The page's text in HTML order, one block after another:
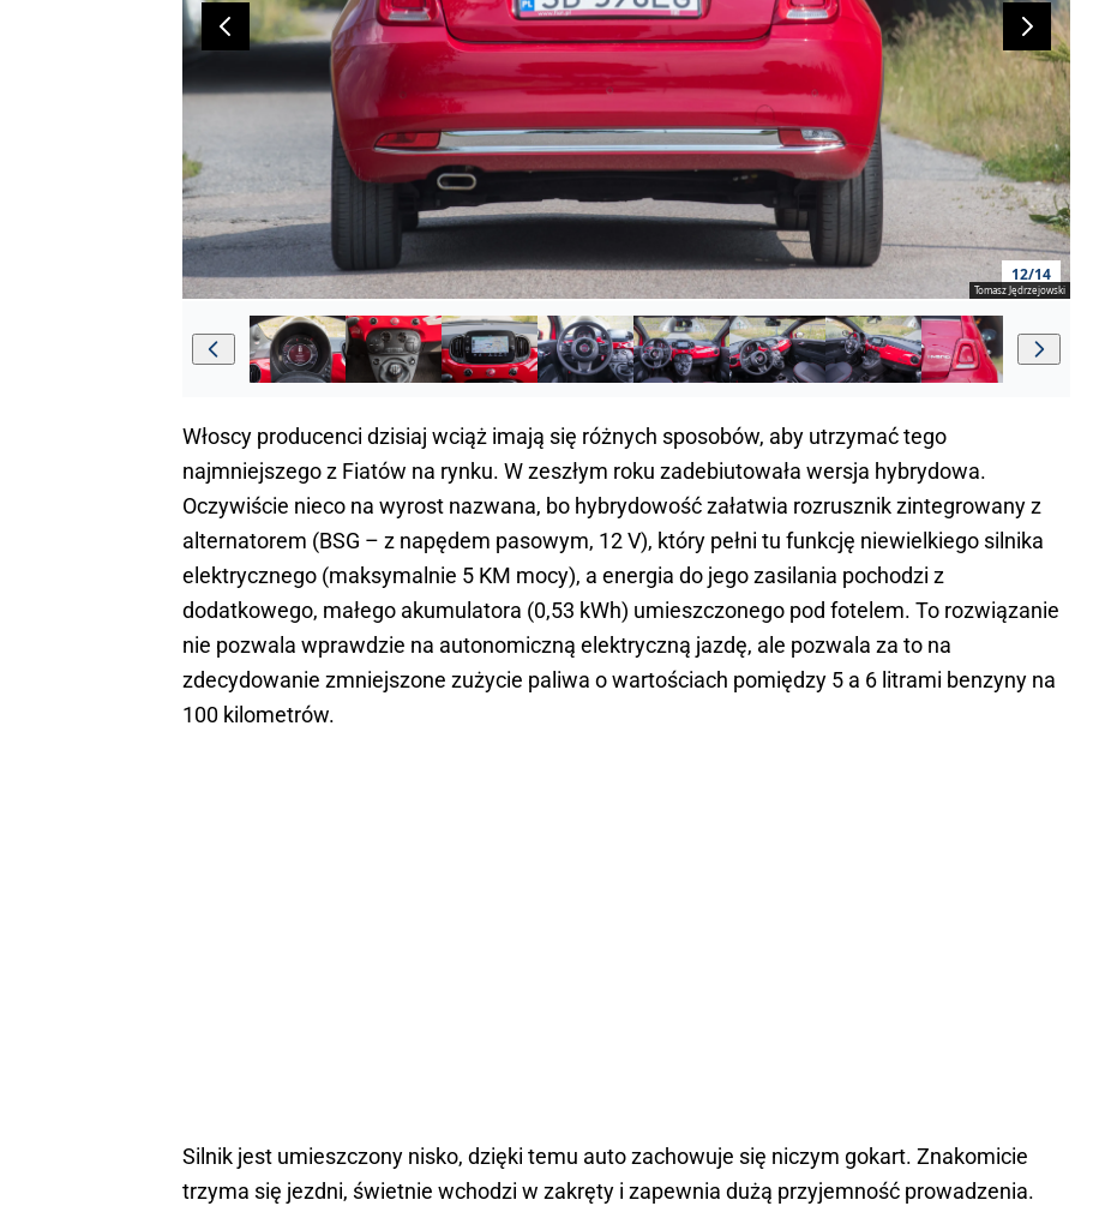
12/14
Tomasz Jędrzejowski
Włoscy producenci dzisiaj wciąż imają się różnych sposobów, aby utrzymać tego
najmniejszego z Fiatów na rynku. W zeszłym roku zadebiutowała wersja hybrydowa.
Oczywiście nieco na wyrost nazwana, bo hybrydowość załatwia rozrusznik zintegrowany z
alternatorem (BSG – z napędem pasowym, 12 V), który pełni tu funkcję niewielkiego silnika
elektrycznego (maksymalnie 5 KM mocy), a energia do jego zasilania pochodzi z
dodatkowego, małego akumulatora (0,53 kWh) umieszczonego pod fotelem. To rozwiązanie
nie pozwala wprawdzie na autonomiczną elektryczną jazdę, ale pozwala za to na
zdecydowanie zmniejszone zużycie paliwa o wartościach pomiędzy 5 a 6 litrami benzyny na
100 kilometrów.
Silnik jest umieszczony nisko, dzięki temu auto zachowuje się niczym gokart. Znakomicie
trzyma się jezdni, świetnie wchodzi w zakręty i zapewnia dużą przyjemność prowadzenia.